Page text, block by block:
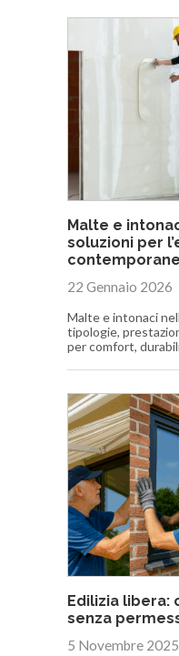
Malte e
soluzioni per
22 Gennaio 2026
Malte e intonaci
tipologie,
per comfort,
Edilizia libera:
senza
5 Novembre 2025